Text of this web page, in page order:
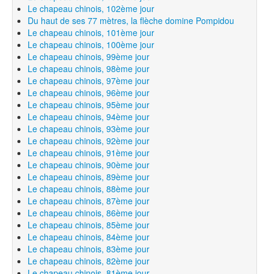
Le chapeau chinois, 102ème jour
Du haut de ses 77 mètres, la flèche domine Pompidou
Le chapeau chinois, 101ème jour
Le chapeau chinois, 100ème jour
Le chapeau chinois, 99ème jour
Le chapeau chinois, 98ème jour
Le chapeau chinois, 97ème jour
Le chapeau chinois, 96ème jour
Le chapeau chinois, 95ème jour
Le chapeau chinois, 94ème jour
Le chapeau chinois, 93ème jour
Le chapeau chinois, 92ème jour
Le chapeau chinois, 91ème jour
Le chapeau chinois, 90ème jour
Le chapeau chinois, 89ème jour
Le chapeau chinois, 88ème jour
Le chapeau chinois, 87ème jour
Le chapeau chinois, 86ème jour
Le chapeau chinois, 85ème jour
Le chapeau chinois, 84ème jour
Le chapeau chinois, 83ème jour
Le chapeau chinois, 82ème jour